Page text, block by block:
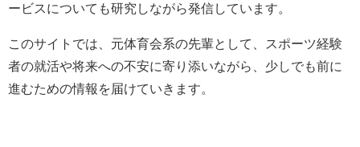
ービスについても研究しながら発信しています。
このサイトでは、元体育会系の先輩として、スポーツ経験
者の就活や将来への不安に寄り添いながら、少しでも前に
進むための情報を届けていきます。